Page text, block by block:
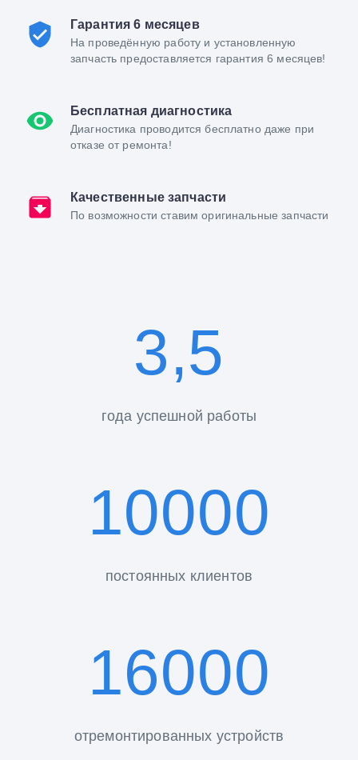
Гарантия 6 месяцев
На проведённую работу и установленную
запчасть предоставляется гарантия 6 месяцев!
Бесплатная диагностика
Диагностика проводится бесплатно даже при
отказе от ремонта!
Качественные запчасти
По возможности ставим оригинальные запчасти
3,5
года успешной работы
10000
постоянных клиентов
16000
отремонтированных устройств